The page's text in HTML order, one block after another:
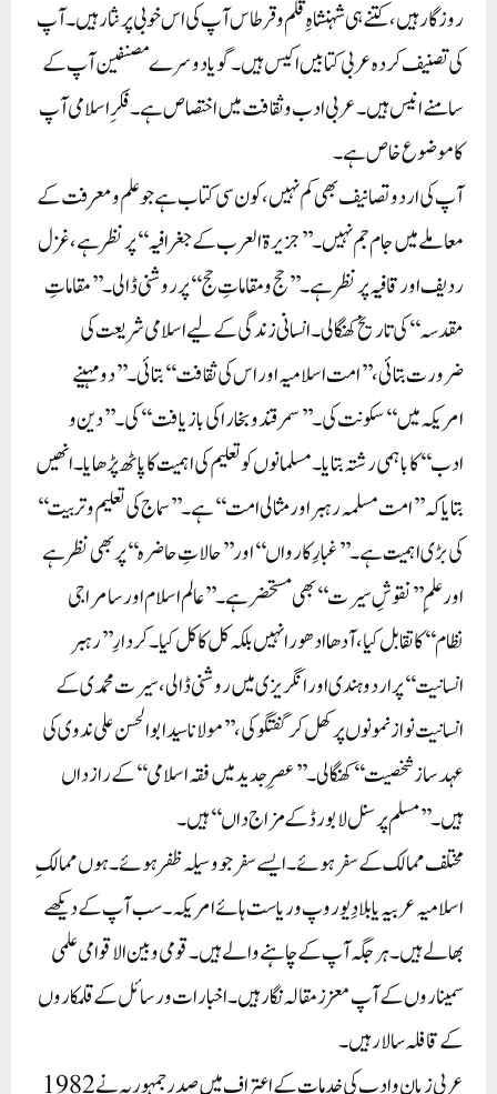
روزگار ہیں، کتنے ہی شہنشاہِ قلم و قرطاس آپ کی اس خوبی پر نثار ہیں۔ آپ
کی تصنیف کردہ عربی کتابیں اکیس ہیں۔ گویا دوسرے مصنفین آپ کے
سامنے انیس ہیں۔ عربی ادب و ثقافت میں اختصاص ہے۔ فکرِ اسلامی آپ
کا موضوع خاص ہے۔
آپ کی اردو تصانیف بھی کم نہیں، کون سی کتاب ہے جو علم و معرفت کے
معاملے میں جام جم نہیں۔ ’’جزیرۃ العرب کے جغرافیہ‘‘ پر نظر ہے، غزل
ردیف اور قافیہ پر نظر ہے۔ ’’حج و مقاماتِ حج‘‘ پر روشنی ڈالی۔ ’’مقاماتِ
مقدسہ‘‘ کی تاریخ کھنگالی۔ انسانی زندگی کے لیے اسلامی شریعت کی
ضرورت بتائی، ’’امت اسلامیہ اور اس کی ثقافت‘‘ بتائی۔ ’’دو مہینے
امریکہ میں‘‘ سکونت کی۔ ’’سمرقند و بخارا کی بازیافت‘‘ کی۔ ’’دین و
ادب‘‘ کا باہمی رشتہ بتایا۔ مسلمانوں کو تعلیم کی اہمیت کا پاٹھ پڑھایا۔ انھیں
بتایا کہ ’’امت مسلمہ رہبر اور مثالی امت‘‘ ہے۔ ’’سماج کی تعلیم و تربیت‘‘
کی بڑی اہمیت ہے۔ ’’غبارِ کارواں‘‘ اور ’’حالاتِ حاضرہ‘‘ پر بھی نظر ہے
اور علمِ’’ نقوشِ سیرت‘‘ بھی مستحضر ہے۔ ’’عالم اسلام اور سامراجی
نظام‘‘ کا تقابل کیا، آدھا ادھورا نہیں بلکہ کل کا کل کیا۔ کردارِ ’’رہبر
انسانیت‘‘ پر اردو ہندی اور انگریزی میں روشنی ڈالی، سیرت محمدی کے
انسانیت نواز نمونوں پر کھل کر گفتگو کی، ’’مولانا سید ابوالحسن علی ندوی کی
عہد ساز شخصیت‘‘ کھنگالی۔ ’’عصرِ جدید میں فقہ اسلامی‘‘ کے رازداں
ہیں۔ ’’مسلم پرسنل لا بورڈ کے مزاج داں‘‘ ہیں۔
مختلف ممالک کے سفر ہوئے۔ ایسے سفر جو وسیلہ ظفر ہوئے۔ ہوں ممالکِ
اسلامیہ عربیہ یا بلادِ یوروپ وریاست ہائے امریکہ۔ سب آپ کے دیکھے
بھالے ہیں۔ ہر جگہ آپ کے چاہنے والے ہیں۔ قومی و بین الاقوامی علمی
سمیناروں کے آپ معزز مقالہ نگار ہیں۔ اخبارات و رسائل کے قلمکاروں
کے قافلہ سالار ہیں۔
عربی زبان و ادب کی خدمات کے اعتراف میں صدر جمہوریہ نے 1982